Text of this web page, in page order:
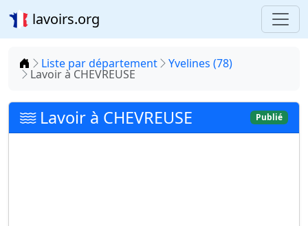
lavoirs.org
Accueil
Liste par département Yvelines (78)
Lavoir à CHEVREUSE
Lavoir à CHEVREUSE Publié